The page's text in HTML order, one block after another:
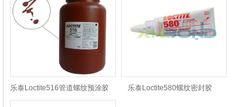
乐泰Loctite516管道螺纹预涂胶 乐泰Loctite580螺纹密封胶